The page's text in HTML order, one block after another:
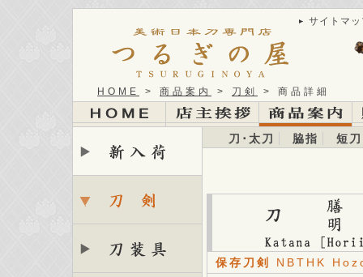
サイトマ
HOME > 商品案内 > 刀剣 > 商品詳細
刀･太刀 脇指 短刀
保存刀剣 NBTHK